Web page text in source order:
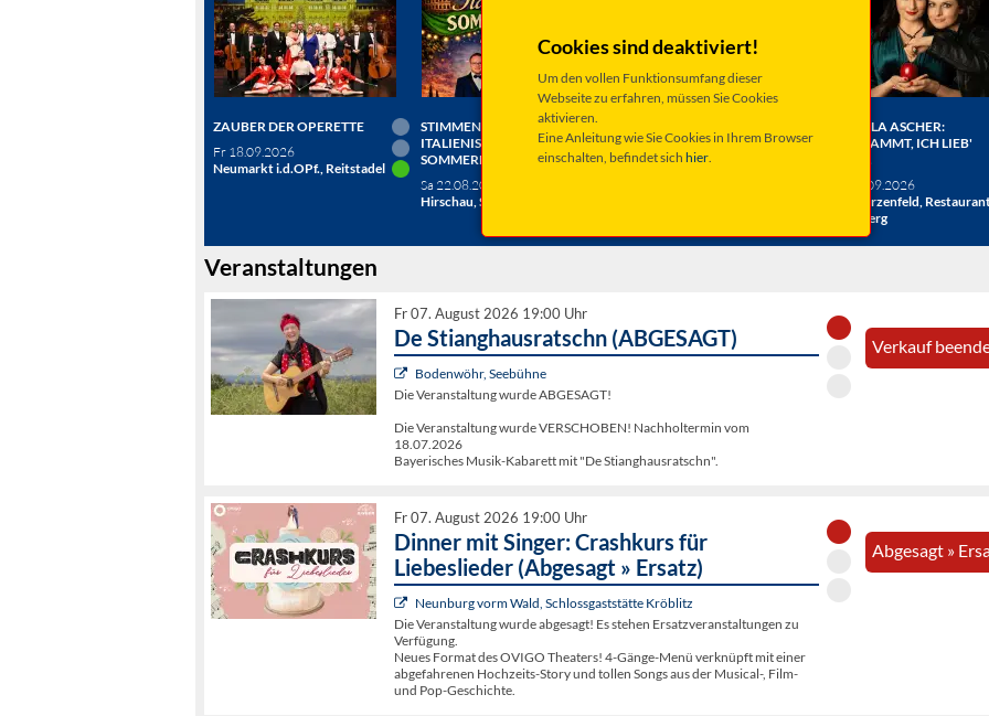
Cookies sind deaktiviert!
Um den vollen Funktionsumfang dieser
Webseite zu erfahren, müssen Sie Cookies
aktivieren.
Eine Anleitung wie Sie Cookies in Ihrem Browser
einschalten, befindet sich hier.
ZAUBER DER OPERETTE
Fr 18.09.2026
Neumarkt i.d.OPf., Reitstadel
STIMMEN DER BERGE:
ITALIENISCHE
SOMMERNACHT
Sa 22.08.2026
Hirschau, Schlosshof
DAS JUBILÄUMSKONZERT
verschiedene Termine
ANGELA ASCHER:
VERDAMMT, ICH LIEB'
Sa 19.09.2026
Schwarzenfeld,
Miesberg
Veranstaltungen
Fr 07. August 2026 19:00 Uhr
De Stianghausratschn (ABGESAGT)
Bodenwöhr, Seebühne
Die Veranstaltung wurde ABGESAGT!
Die Veranstaltung wurde VERSCHOBEN! Nachholtermin vom
18.07.2026
Bayerisches Musik-Kabarett mit "De Stianghausratschn".
Verkauf
Fr 07. August 2026 19:00 Uhr
Dinner mit Singer: Crashkurs für
Liebeslieder (Abgesagt » Ersatz)
Neunburg vorm Wald, Schlossgaststätte Kröblitz
Die Veranstaltung wurde abgesagt! Es stehen Ersatzveranstaltungen zu
Verfügung.
Neues Format des OVIGO Theaters! 4-Gänge-Menü verknüpft mit einer
abgefahrenen Hochzeits-Story und tollen Songs aus der Musical-, Film-
und Pop-Geschichte.
Abgesagt »